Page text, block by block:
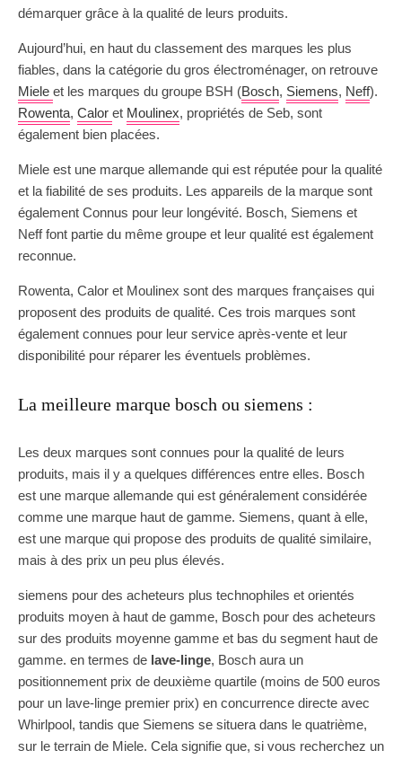
démarquer grâce à la qualité de leurs produits.
Aujourd’hui, en haut du classement des marques les plus
fiables, dans la catégorie du gros électroménager, on retrouve
Miele et les marques du groupe BSH (Bosch, Siemens, Neff).
Rowenta, Calor et Moulinex, propriétés de Seb, sont
également bien placées.
Miele est une marque allemande qui est réputée pour la qualité
et la fiabilité de ses produits. Les appareils de la marque sont
également Connus pour leur longévité. Bosch, Siemens et
Neff font partie du même groupe et leur qualité est également
reconnue.
Rowenta, Calor et Moulinex sont des marques françaises qui
proposent des produits de qualité. Ces trois marques sont
également connues pour leur service après-vente et leur
disponibilité pour réparer les éventuels problèmes.
La meilleure marque bosch ou siemens :
Les deux marques sont connues pour la qualité de leurs
produits, mais il y a quelques différences entre elles. Bosch
est une marque allemande qui est généralement considérée
comme une marque haut de gamme. Siemens, quant à elle,
est une marque qui propose des produits de qualité similaire,
mais à des prix un peu plus élevés.
siemens pour des acheteurs plus technophiles et orientés
produits moyen à haut de gamme, Bosch pour des acheteurs
sur des produits moyenne gamme et bas du segment haut de
gamme. en termes de lave-linge, Bosch aura un
positionnement prix de deuxième quartile (moins de 500 euros
pour un lave-linge premier prix) en concurrence directe avec
Whirlpool, tandis que Siemens se situera dans le quatrième,
sur le terrain de Miele. Cela signifie que, si vous recherchez un